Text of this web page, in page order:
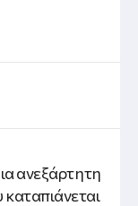
ανεξάρτητη